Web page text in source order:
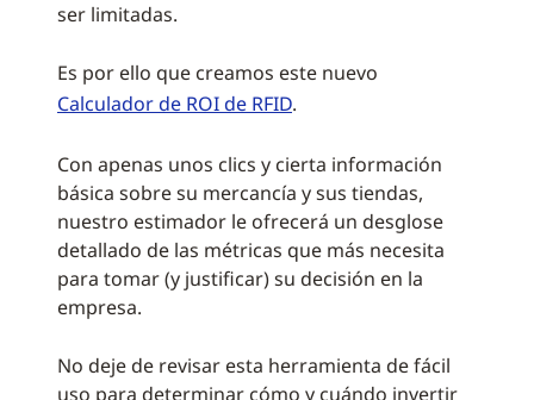
ser limitadas.
Es por ello que creamos este nuevo
Calculador de ROI de RFID.
Con apenas unos clics y cierta información
básica sobre su mercancía y sus tiendas,
nuestro estimador le ofrecerá un desglose
detallado de las métricas que más necesita
para tomar (y justificar) su decisión en la
empresa.
No deje de revisar esta herramienta de fácil
uso para determinar cómo y cuándo invertir